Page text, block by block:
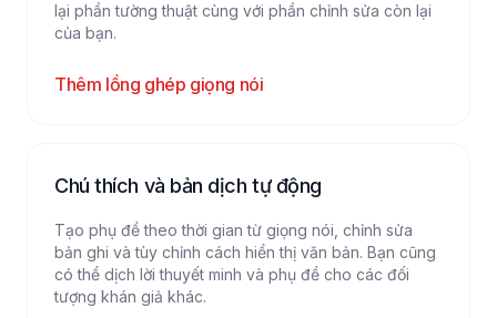
lại phần tường thuật cùng với phần chỉnh sửa còn lại
của bạn.
Thêm lồng ghép giọng nói
Chú thích và bản dịch tự động
Tạo phụ đề theo thời gian từ giọng nói, chỉnh sửa
bản ghi và tùy chỉnh cách hiển thị văn bản. Bạn cũng
có thể dịch lời thuyết minh và phụ đề cho các đối
tượng khán giả khác.